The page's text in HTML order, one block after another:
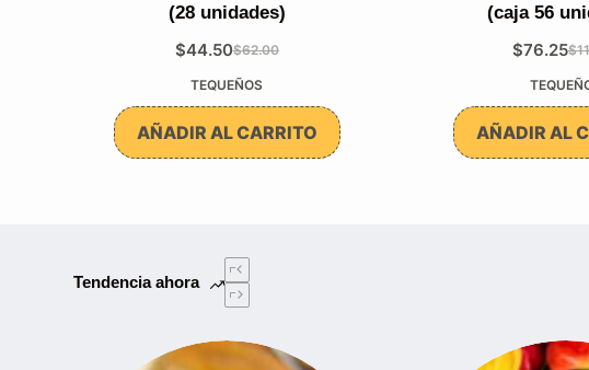
(28 unidades)
$62.00
El
precio
original
era:
$44.50
El
precio
actual
es:
TEQUEÑOS
AÑADIR AL CARRITO
(caja 56
$
El
$76.25
El
es:
AÑADIR AL
Tendencia ahora